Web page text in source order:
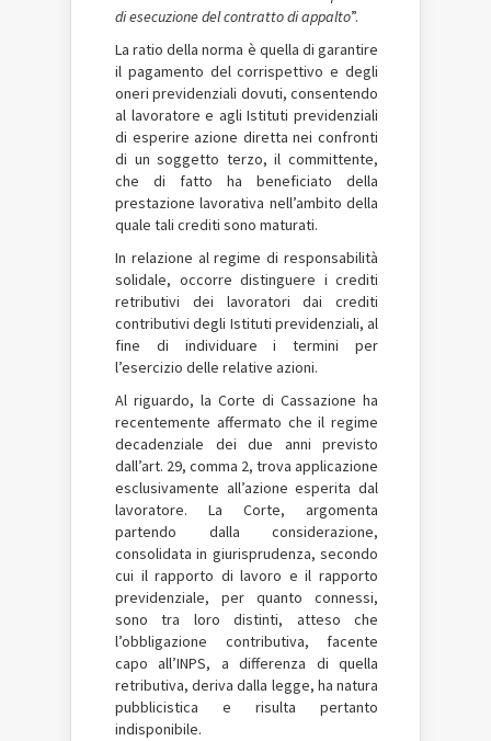
di esecuzione del contratto di appalto”.
La ratio della norma è quella di garantire
il pagamento del corrispettivo e degli
oneri previdenziali dovuti, consentendo
al lavoratore e agli Istituti previdenziali
di esperire azione diretta nei confronti
di un soggetto terzo, il committente,
che di fatto ha beneficiato della
prestazione lavorativa nell’ambito della
quale tali crediti sono maturati.
In relazione al regime di responsabilità
solidale, occorre distinguere i crediti
retributivi dei lavoratori dai crediti
contributivi degli Istituti previdenziali, al
fine di individuare i termini per
l’esercizio delle relative azioni.
Al riguardo, la Corte di Cassazione ha
recentemente affermato che il regime
decadenziale dei due anni previsto
dall’art. 29, comma 2, trova applicazione
esclusivamente all’azione esperita dal
lavoratore. La Corte, argomenta
partendo dalla considerazione,
consolidata in giurisprudenza, secondo
cui il rapporto di lavoro e il rapporto
previdenziale, per quanto connessi,
sono tra loro distinti, atteso che
l’obbligazione contributiva, facente
capo all’INPS, a differenza di quella
retributiva, deriva dalla legge, ha natura
pubblicistica e risulta pertanto
indisponibile.